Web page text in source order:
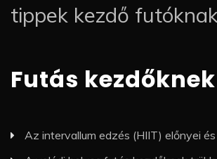
tippek kezdő futóknak
Futás
Az intervallum edzés (HIIT) előnyei